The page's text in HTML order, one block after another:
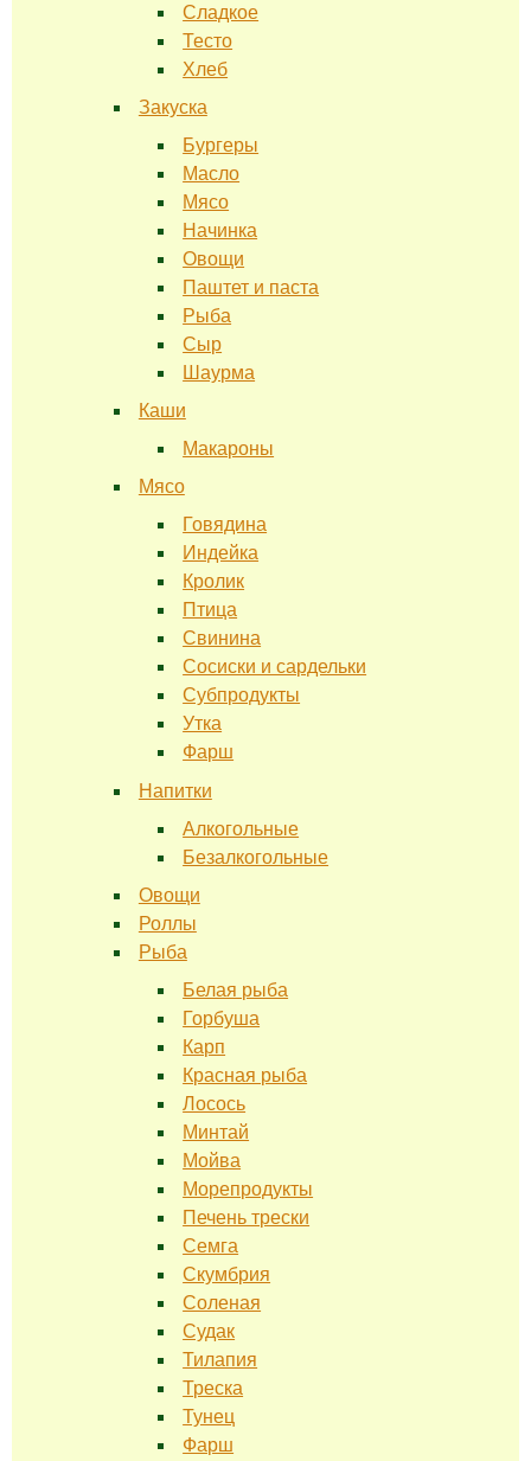
Сладкое
Тесто
Хлеб
Закуска
Бургеры
Масло
Мясо
Начинка
Овощи
Паштет и паста
Рыба
Сыр
Шаурма
Каши
Макароны
Мясо
Говядина
Индейка
Кролик
Птица
Свинина
Сосиски и сардельки
Субпродукты
Утка
Фарш
Напитки
Алкогольные
Безалкогольные
Овощи
Роллы
Рыба
Белая рыба
Горбуша
Карп
Красная рыба
Лосось
Минтай
Мойва
Морепродукты
Печень трески
Семга
Скумбрия
Соленая
Судак
Тилапия
Треска
Тунец
Фарш